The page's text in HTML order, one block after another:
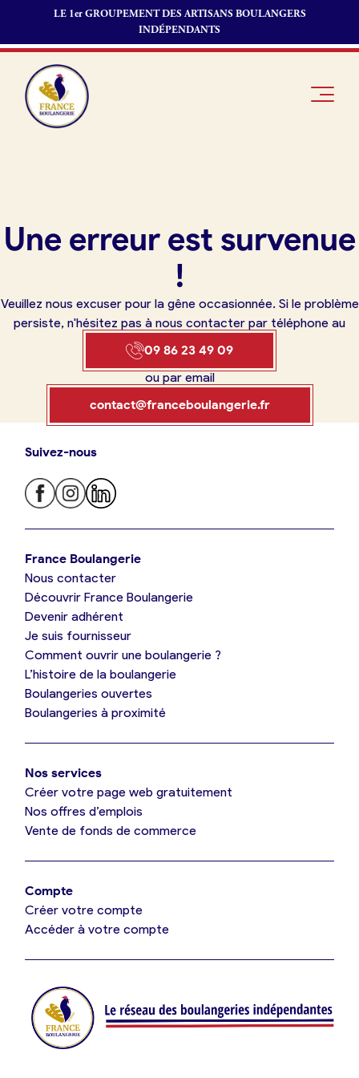
LE 1er GROUPEMENT DES ARTISANS BOULANGERS
INDÉPENDANTS
Je trouve ma boulangerie
Je suis boulanger
Je découvre France Boulangerie
Mes tarifs
Je référence ma boulangerie (gratuit)
Offres d’emploi
Je suis fournisseur
Je crée mon compte
boulanger
Boulangerie
Pourquoi
Je référence
ma
d’emploi
commerce
fournisseur
Une erreur est survenue
!
Veuillez nous excuser pour la gêne occasionnée. Si le problème
persiste, n'hésitez pas à nous contacter par téléphone au
09 86 23 49 09
09 86 23 49 09
Oui, appeler
Non, annuler
ou par email
contact@franceboulangerie.fr
Suivez-nous
France Boulangerie
Nous contacter
Découvrir France Boulangerie
Devenir adhérent
Je suis fournisseur
Comment ouvrir une boulangerie ?
L’histoire de la boulangerie
Boulangeries ouvertes
Boulangeries à proximité
Nos services
Créer votre page web gratuitement
Nos offres d’emplois
Vente de fonds de commerce
Compte
Créer votre compte
Accéder à votre compte